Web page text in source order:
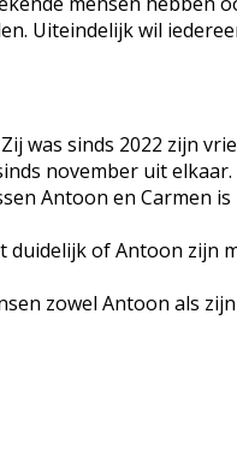
Uiteindelijk wil
was sinds 2022 zijn
november uit
Antoon en Carmen
duidelijk of Antoon zijn
zowel Antoon als